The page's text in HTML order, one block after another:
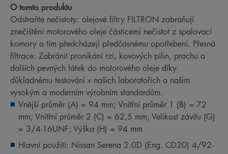
O tomto produktu
Odstraňte nečistoty: olejové filtry FILTRON zabraňují
znečištění motorového oleje částicemi nečistot z spalovací
komory a tím předcházejí předčasnému opotřebení. Přesná
filtrace: Zabránit pronikání rzi, kovových pilin, prachu a
dalších pevných látek do motorového oleje díky
důkladnému testování v našich laboratořích a našim
vysokým a moderním výrobním standardům.
Vnější průměr (A) = 94 mm; Vnitřní průměr 1 (B) = 72
mm; Vnitřní průměr 2 (C) = 62,5 mm; Velikost závitu (G)
= 3/4-16UNF; Výška (H) = 94 mm
Hlavní použití: Nissan Serena 2.0D (Eng. CD20) 4/92-